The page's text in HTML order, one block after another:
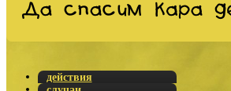
действия